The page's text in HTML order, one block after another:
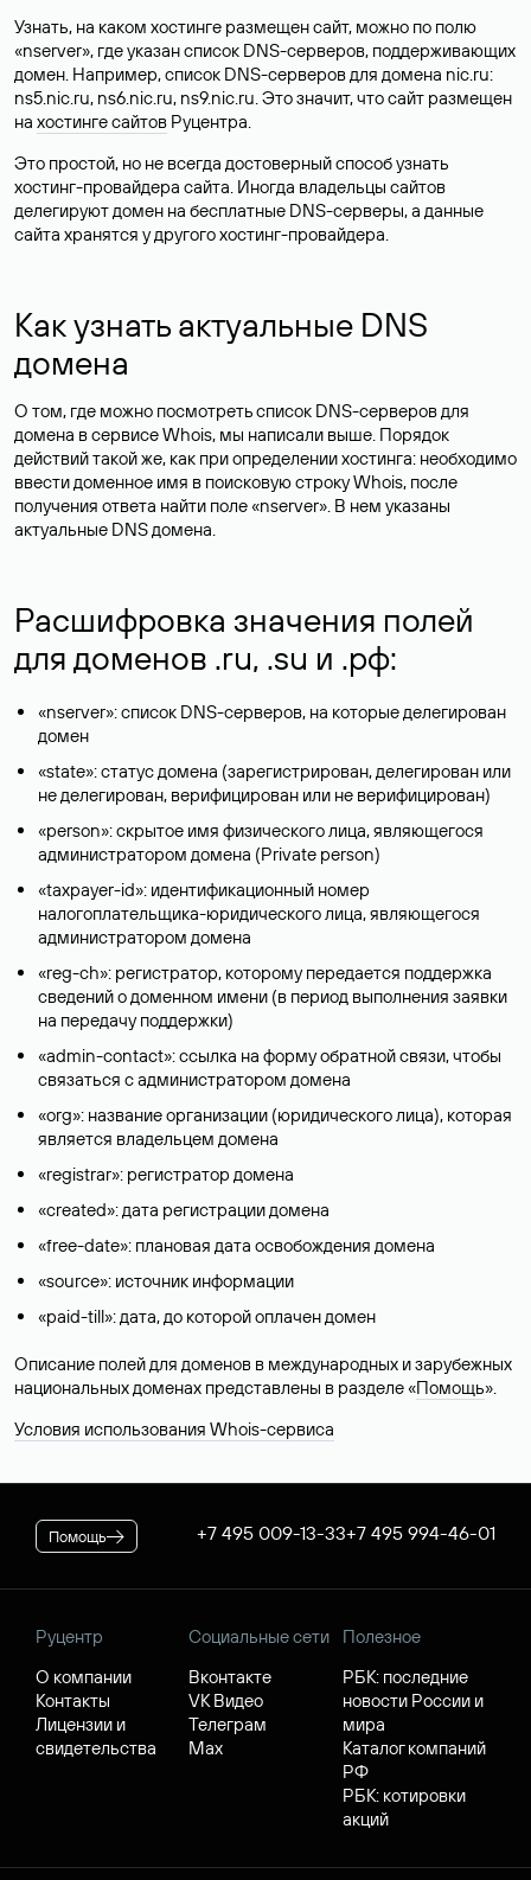
Узнать, на каком хостинге размещен сайт, можно по полю
«nserver», где указан список DNS-серверов, поддерживающих
домен. Например, список DNS-серверов для домена nic.ru:
ns5.nic.ru, ns6.nic.ru, ns9.nic.ru. Это значит, что сайт размещен
на хостинге сайтов Руцентра.
Это простой, но не всегда достоверный способ узнать
хостинг-провайдера сайта. Иногда владельцы сайтов
делегируют домен на бесплатные DNS-серверы, а данные
сайта хранятся у другого хостинг-провайдера.
Как узнать актуальные DNS
домена
О том, где можно посмотреть список DNS-серверов для
домена в сервисе Whois, мы написали выше. Порядок
действий такой же, как при определении хостинга: необходимо
ввести доменное имя в поисковую строку Whois, после
получения ответа найти поле «nserver». В нем указаны
актуальные DNS домена.
Расшифровка значения полей
для доменов .ru, .su и .рф:
«nserver»: список DNS-серверов, на которые делегирован
домен
«state»: статус домена (зарегистрирован, делегирован или
не делегирован, верифицирован или не верифицирован)
«person»: скрытое имя физического лица, являющегося
администратором домена (Privatе person)
«taxpayer-id»: идентификационный номер
налогоплательщика-юридического лица, являющегося
администратором домена
«reg-ch»: регистратор, которому передается поддержка
сведений о доменном имени (в период выполнения заявки
на передачу поддержки)
«admin-contact»: ссылка на форму обратной связи, чтобы
связаться с администратором домена
«org»: название организации (юридического лица), которая
является владельцем домена
«registrar»: регистратор домена
«created»: дата регистрации домена
«free-date»: плановая дата освобождения домена
«source»: источник информации
«paid-till»: дата, до которой оплачен домен
Описание полей для доменов в международных и зарубежных
национальных доменах представлены в разделе «Помощь».
Условия использования Whois-сервиса
Помощь +7 495 009-13-33+7 495 994-46-01
Руцентр
О компании
Контакты
Лицензии и
свидетельства
Социальные сети
Вконтакте
VK Видео
Телеграм
Max
Полезное
РБК: последние
новости России и
мира
Каталог компаний
РФ
РБК: котировки
акций